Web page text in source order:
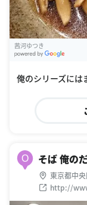
茜河ゆつき
俺のシリーズには
O そば 俺の
東京都中
http://